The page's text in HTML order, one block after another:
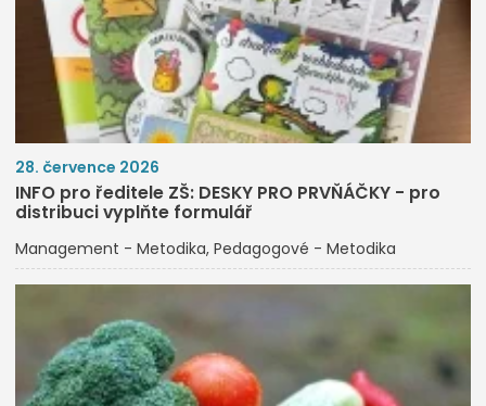
28. července 2026
INFO pro ředitele ZŠ: DESKY PRO PRVŇÁČKY - pro
distribuci vyplňte formulář
Management - Metodika Pedagogové - Metodika